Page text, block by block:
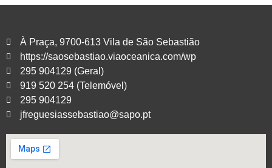
À Praça, 9700-613 Vila de São Sebastião
https://saosebastiao.viaoceanica.com/wp
295 904129 (Geral)
919 520 254 (Telemóvel)
295 904129
jfreguesiassebastiao@sapo.pt